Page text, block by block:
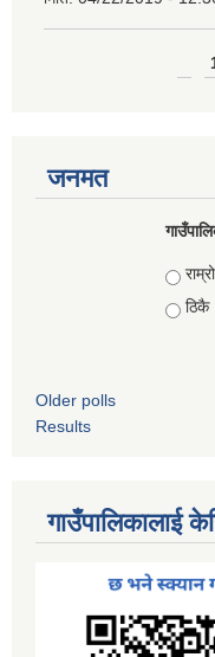
जनमत
राम्रो
ठिकै
Older polls
Results
गाउँपालिकालाई